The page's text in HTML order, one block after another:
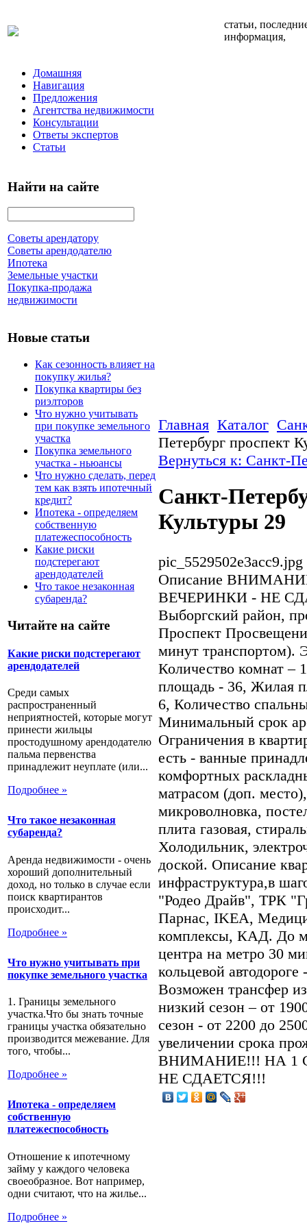
статьи,
информация,
Домашняя
Навигация
Предложения
Агентства недвижимости
Консультации
Ответы экспертов
Статьи
Найти на сайте
Советы арендатору
Советы арендодателю
Ипотека
Земельные участки
Покупка-продажа
недвижимости
Новые статьи
Как сезонность влияет на
покупку жилья?
Покупка квартиры без
риэлторов
Что нужно учитывать
при покупке земельного
участка
Покупка земельного
участка - ньюансы
Что нужно сделать, перед
тем как взять ипотечный
кредит?
Ипотека - определяем
собственную
платежеспособность
Какие риски
подстерегают
арендодателей
Что такое незаконная
субаренда?
Читайте на сайте
Какие риски подстерегают
арендодателей
Среди самых
распространенный
неприятностей, которые могут
принести жильцы
простодушному арендодателю
пальма первенства
принадлежит неуплате (или...
Подробнее »
Что такое незаконная
субаренда?
Аренда недвижимости - очень
хороший дополнительный
доход, но только в случае если
поиск квартирантов
происходит...
Подробнее »
Что нужно учитывать при
покупке земельного участка
1. Границы земельного
участка.Что бы знать точные
границы участка обязательно
производится межевание. Для
того, чтобы...
Подробнее »
Ипотека - определяем
собственную
платежеспособность
Отношение к ипотечному
займу у каждого человека
своеобразное. Вот например,
одни считают, что на жилье...
Подробнее »
Главная Каталог
Петербург проспект
Вернуться к: Санкт-
Санкт-
Культуры 29
pic_5529502e3acc9.jpg
Описание
ВЕЧЕРИНКИ - НЕ
Выборгский район,
Проспект
минут транспортом).
Количество комнат –
площадь - 36, Жилая
6, Количество
Минимальный срок
Ограничения в
есть - ванные
комфортных
матрасом (доп.
микроволновка,
плита газовая,
Холодильник,
доской. Описание
инфраструктура,в
"Родео Драйв", ТРК
Парнас, IKEA,
комплексы, КАД. До
центра на метро 30
кольцевой
Возможен трансфер
низкий сезон – от
сезон - от 2200 до
увеличении срока
ВНИМАНИЕ!!! НА 1
НЕ СДАЕТСЯ!!!